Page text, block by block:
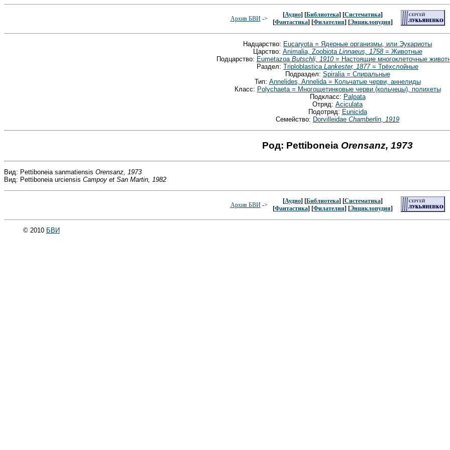
Архив БВИ->
[Аудио] [Библиотека] [Систематика]
[Фантастика] [Филателия] [Энциклопудия]
Надцарство: Eucaryota = Ядерные организмы, или Эукариоты
Царство: Animalia, Zoobiota Linnaeus, 1758= Животные
Подцарство: Eumetazoa Butschli, 1910= Настоящие многоклеточные
Раздел: Triploblastica Lankester, 1877= Трёхслойные
Подраздел: Spiralia = Спиральные
Тип: Annelides, Annelida = Кольчатые черви, аннелиды
Класс: Polychaeta = Многощетинковые черви (кольчецы), полихеты
Подкласс: Palpata
Отряд: Aciculata
Подотряд: Eunicida
Семейство: Dorvilleidae Chamberlin, 1919
Род: Pettiboneia Orensanz, 1973
Вид: Pettiboneia sanmatiensis Orensanz, 1973
Вид: Pettiboneia urciensis Campoy et San Martin, 1982
Архив БВИ->
[Аудио] [Библиотека] [Систематика]
[Фантастика] [Филателия] [Энциклопудия]
© 2010 БВИ